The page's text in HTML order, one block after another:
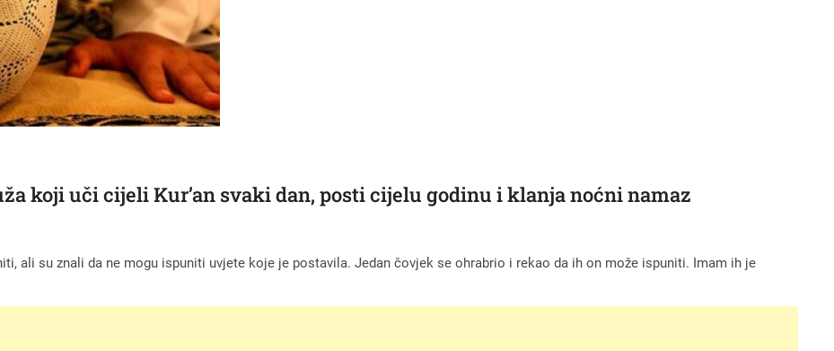
koji uči cijeli Kur’an svaki dan, posti cijelu godinu i klanja noćni namaz
ali su znali da ne mogu ispuniti uvjete koje je postavila. Jedan čovjek se ohrabrio i rekao da ih on može ispuniti. Imam ih je